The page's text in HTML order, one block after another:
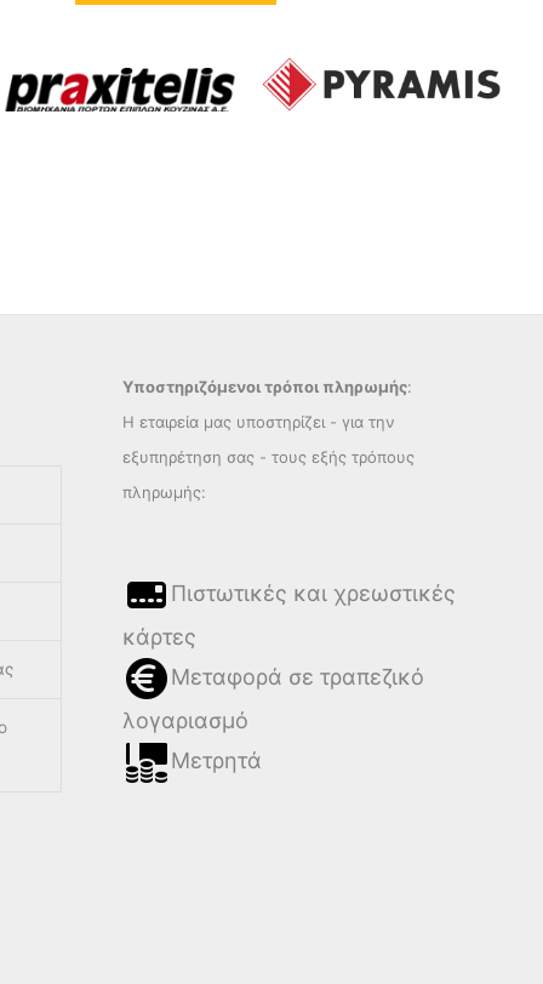
Υποστηριζόμενοι τρόποι πληρωμής:
Η εταιρεία μας υποστηρίζει - για την
εξυπηρέτηση σας - τους εξής τρόπους
πληρωμής:
Πιστωτικές και χρεωστικές
κάρτες
Μεταφορά σε τραπεζικό
λογαριασμό
Μετρητά